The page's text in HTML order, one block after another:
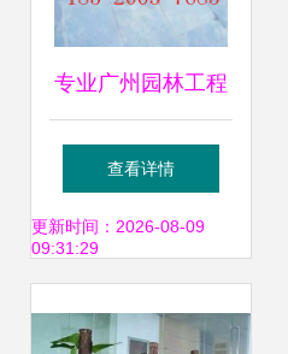
专业广州园林工程
服务 番禺幸福
family园林助力绿
查看详情
更新时间：2026-08-09
09:31:29